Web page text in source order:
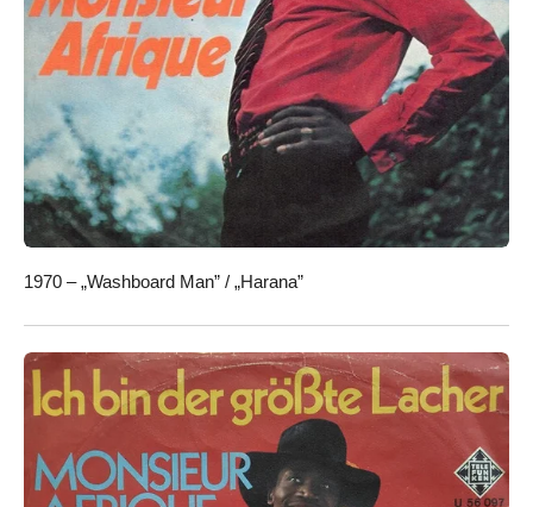
1970 – „Washboard Man” / „Harana”